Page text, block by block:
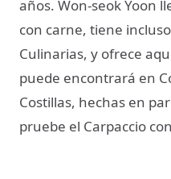
años. Won-seok Yoon
con carne, tiene
Culinarias, y ofrece
puede encontrará en
Costillas, hechas en
pruebe el Carpaccio